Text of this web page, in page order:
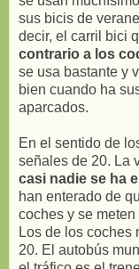
sus bicis de
decir, el carril bici
contrario a los
se usa bastante y
bien cuando ha
aparcados.
En el sentido de
señales de 20. La
casi nadie se ha
han enterado de
coches y se
Los de los coches
20. El autobús